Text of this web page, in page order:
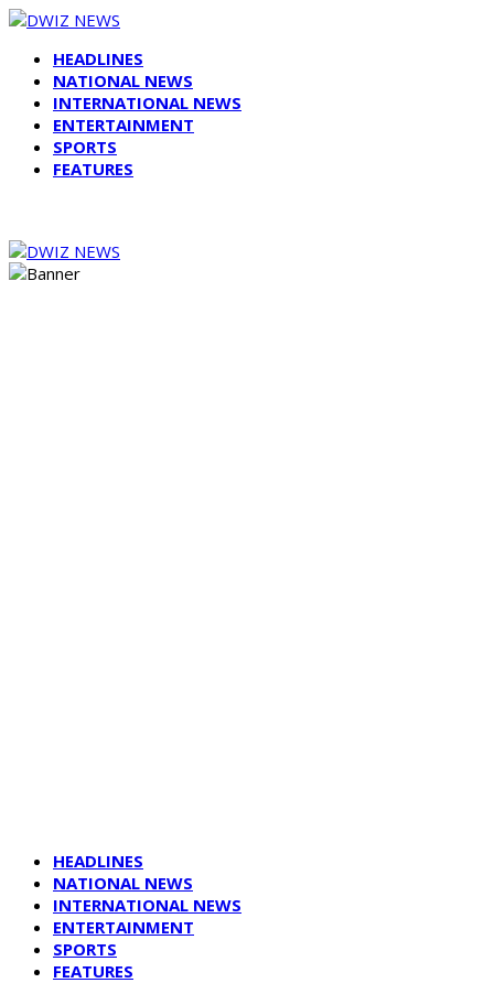
HEADLINES
NATIONAL NEWS
INTERNATIONAL NEWS
ENTERTAINMENT
SPORTS
FEATURES
HEADLINES
NATIONAL NEWS
INTERNATIONAL NEWS
ENTERTAINMENT
SPORTS
FEATURES